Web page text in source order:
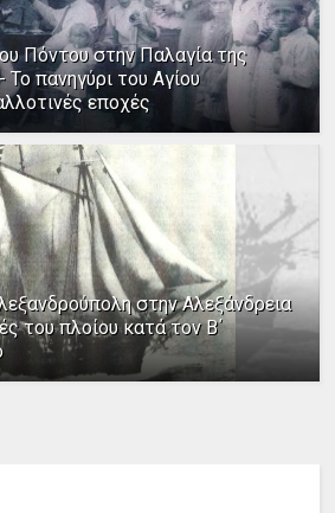
Πόντου στην Παλαγία της
πανηγύρι του Αγίου
εποχές
στην Αλεξάνδρεια
του πλοίου κατά τον Β΄